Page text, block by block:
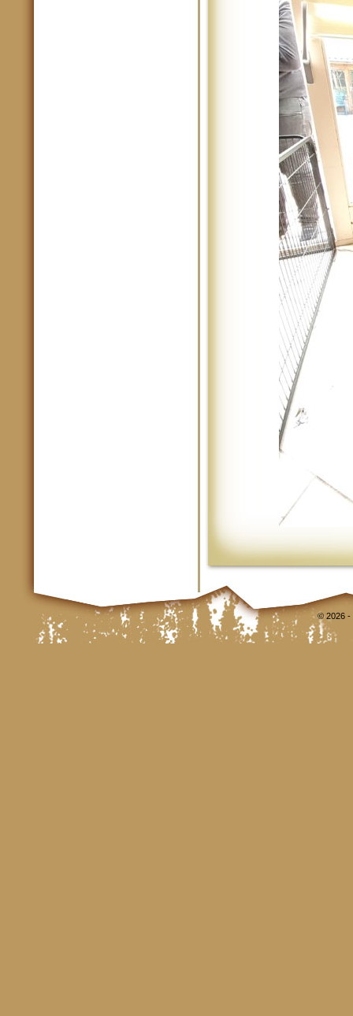
© 2026 -